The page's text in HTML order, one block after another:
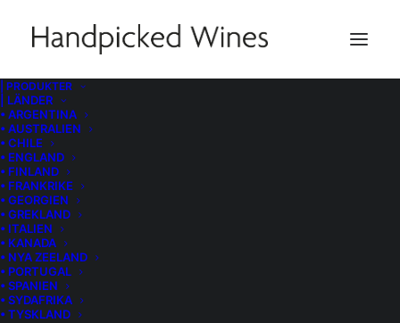
| PRODUKTER
| LÄNDER
• ARGENTINA
• AUSTRALIEN
• CHILE
• ENGLAND
• FINLAND
• FRANKRIKE
• GEORGIEN
• GREKLAND
• ITALIEN
• KANADA
• NYA ZEELAND
• PORTUGAL
• SPANIEN
• SYDAFRIKA
• TYSKLAND